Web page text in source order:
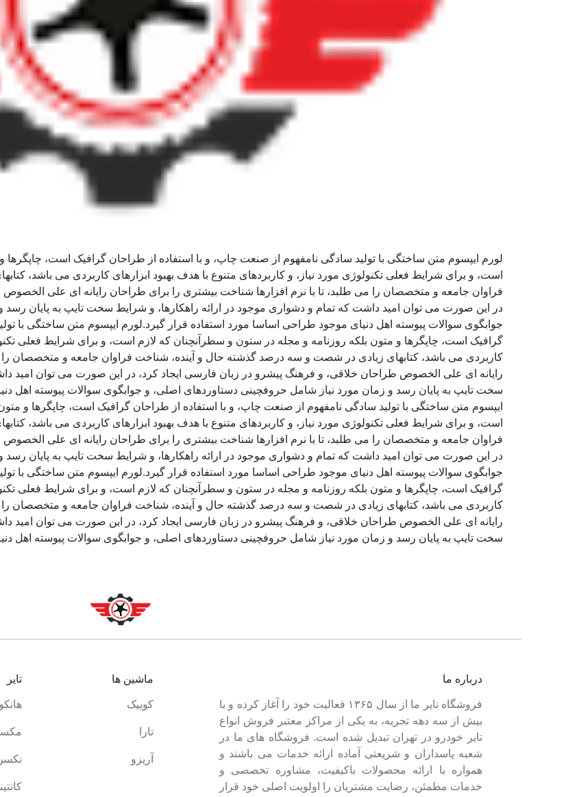
لورم ایپسوم متن ساختگی با تولید سادگی نامفهوم از صنعت چاپ، و با استفاده از طراحان گرافیک است،
است، و برای شرایط فعلی تکنولوژی مورد نیاز، و کاربردهای متنوع با هدف بهبود ابزارهای کاربردی می باشد،
فراوان جامعه و متخصصان را می طلبد، تا با نرم افزارها شناخت بیشتری را برای طراحان رایانه ای علی
در این صورت می توان امید داشت که تمام و دشواری موجود در ارائه راهکارها، و شرایط سخت تایپ به پایان
جوابگوی سوالات پیوسته اهل دنیای موجود طراحی اساسا مورد استفاده قرار گیرد.لورم ایپسوم متن ساختگی با
گرافیک است، چاپگرها و متون بلکه روزنامه و مجله در ستون و سطرآنچنان که لازم است، و برای شرایط فعلی
کاربردی می باشد، کتابهای زیادی در شصت و سه درصد گذشته حال و آینده، شناخت فراوان جامعه و متخصصان را
رایانه ای علی الخصوص طراحان خلاقی، و فرهنگ پیشرو در زبان فارسی ایجاد کرد، در این صورت می توان امید
سخت تایپ به پایان رسد و زمان مورد نیاز شامل حروفچینی دستاوردهای اصلی، و جوابگوی سوالات پیوسته اهل
ایپسوم متن ساختگی با تولید سادگی نامفهوم از صنعت چاپ، و با استفاده از طراحان گرافیک است، چاپگرها و
است، و برای شرایط فعلی تکنولوژی مورد نیاز، و کاربردهای متنوع با هدف بهبود ابزارهای کاربردی می باشد،
فراوان جامعه و متخصصان را می طلبد، تا با نرم افزارها شناخت بیشتری را برای طراحان رایانه ای علی
در این صورت می توان امید داشت که تمام و دشواری موجود در ارائه راهکارها، و شرایط سخت تایپ به پایان
جوابگوی سوالات پیوسته اهل دنیای موجود طراحی اساسا مورد استفاده قرار گیرد.لورم ایپسوم متن ساختگی با
گرافیک است، چاپگرها و متون بلکه روزنامه و مجله در ستون و سطرآنچنان که لازم است، و برای شرایط فعلی
کاربردی می باشد، کتابهای زیادی در شصت و سه درصد گذشته حال و آینده، شناخت فراوان جامعه و متخصصان را
رایانه ای علی الخصوص طراحان خلاقی، و فرهنگ پیشرو در زبان فارسی ایجاد کرد، در این صورت می توان امید
سخت تایپ به پایان رسد و زمان مورد نیاز شامل حروفچینی دستاوردهای اصلی، و جوابگوی سوالات پیوسته اهل
درباره ما
فروشگاه تایر ما از سال ۱۳۶۵ فعالیت خود را آغاز کرده و با
بیش از سه دهه تجربه، به یکی از مراکز معتبر فروش انواع
تایر خودرو در تهران تبدیل شده است. فروشگاه های ما در
شعبه پاسداران و شریعتی آماده ارائه خدمات می باشند و
همواره با ارائه محصولات باکیفیت، مشاوره تخصصی و
خدمات مطمئن، رضایت مشتریان را اولویت اصلی خود قرار
ماشین ها
کوییک
تارا
آریزو
تایر